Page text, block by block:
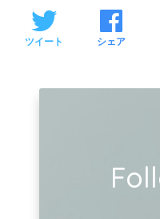
ツイート シェア